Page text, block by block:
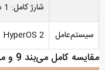
شارژ کامل: 1 ساعت
سیستم‌عامل
HyperOS 2
مقایسه کامل می‌بند 9 و می‌بند 10 شیائومی